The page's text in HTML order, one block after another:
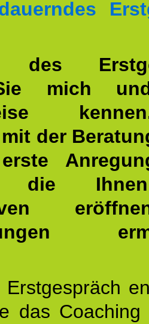
des
mich
der
die
das Coaching